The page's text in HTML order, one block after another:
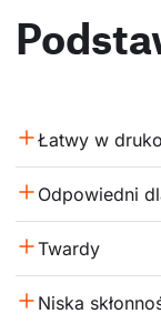
Łatwy w
Odpowiedni
Twardy
Niska